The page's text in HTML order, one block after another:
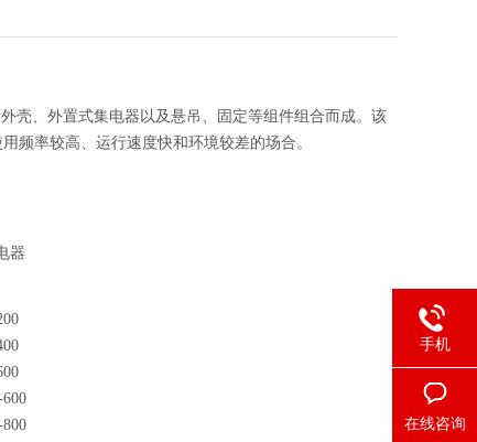
壳、外置式集电器以及悬吊、固定等组件组合而成。该
频率较高、运行速度快和环境较差的场合。
器
手机
在线咨询